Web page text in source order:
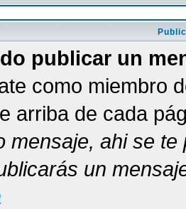
publicar un
como miembro
arriba de cada
mensaje, ahi se te
un